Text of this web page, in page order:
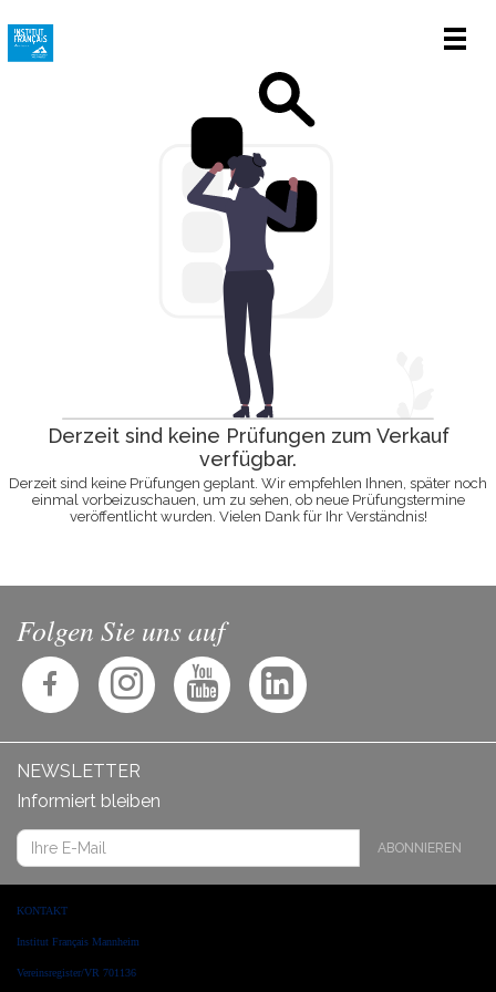
Derzeit sind keine Prüfungen zum Verkauf
verfügbar.
Derzeit sind keine Prüfungen geplant. Wir empfehlen Ihnen, später noch
einmal vorbeizuschauen, um zu sehen, ob neue Prüfungstermine
veröffentlicht wurden. Vielen Dank für Ihr Verständnis!
Folgen Sie uns auf
NEWSLETTER
Informiert bleiben
ABONNIEREN
KONTAKT
Institut Français Mannheim
Vereinsregister/VR 701136